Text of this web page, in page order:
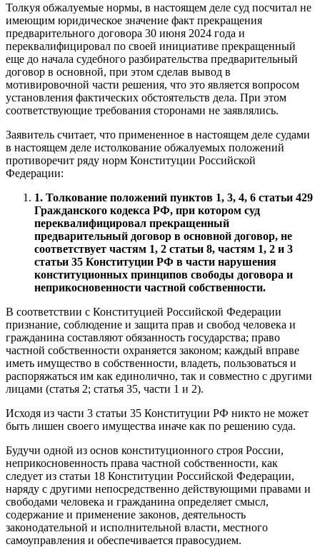
Толкуя обжалуемые нормы, в настоящем деле суд посчитал не
имеющим юридическое значение факт прекращения
предварительного договора 30 июня 2024 года и
переквалифицировал по своей инициативе прекращенный
еще до начала судебного разбирательства предварительный
договор в основной, при этом сделав вывод в
мотивировочной части решения, что это является вопросом
установления фактических обстоятельств дела. При этом
соответствующие требования сторонами не заявлялись.
Заявитель считает, что примененное в настоящем деле судами
в настоящем деле истолкование обжалуемых положений
противоречит ряду норм Конституции Российской
Федерации:
1. Толкование положений пунктов 1, 3, 4, 6 статьи 429
Гражданского кодекса РФ, при котором суд
переквалифицировал прекращенный
предварительный договор в основной договор, не
соответствует частям 1, 2 статьи 8, частям 1, 2 и 3
статьи 35 Конституции РФ в части нарушения
конституционных принципов свободы договора и
неприкосновенности частной собственности.
В соответствии с Конституцией Российской Федерации
признание, соблюдение и защита прав и свобод человека и
гражданина составляют обязанность государства; право
частной собственности охраняется законом; каждый вправе
иметь имущество в собственности, владеть, пользоваться и
распоряжаться им как единолично, так и совместно с другими
лицами (статья 2; статья 35, части 1 и 2).
Исходя из части 3 статьи 35 Конституции РФ никто не может
быть лишен своего имущества иначе как по решению суда.
Будучи одной из основ конституционного строя России,
неприкосновенность права частной собственности, как
следует из статьи 18 Конституции Российской Федерации,
наряду с другими непосредственно действующими правами и
свободами человека и гражданина определяет смысл,
содержание и применение законов, деятельность
законодательной и исполнительной власти, местного
самоуправления и обеспечивается правосудием.